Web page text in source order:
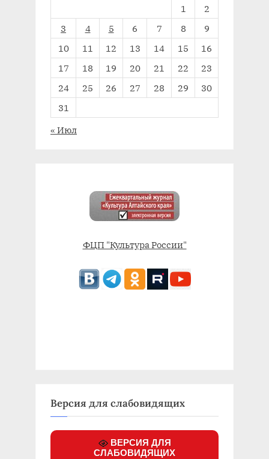
1
2
3
4 5 6 7 8
9
10
11 12 13 14 15
16
17
18 19 20 21 22
23
24
25 26 27 28 29
30
31
« Июл
ФЦП "Культура России"
Версия для слабовидящих
ВЕРСИЯ ДЛЯ
СЛАБОВИДЯЩИХ